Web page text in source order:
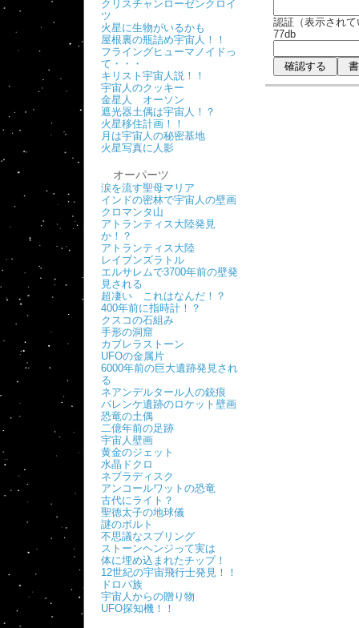
クリスチャンローゼンクロイ
ツ
火星に生物がいるかも
屋根裏の瓶詰め宇宙人！！
フライングヒューマノイドっ
て・・・
キリスト宇宙人説！！
宇宙人のクッキー
金星人 オーソン
遮光器土偶は宇宙人！？
火星移住計画！！
月は宇宙人の秘密基地
火星写真に人影
オーパーツ
涙を流す聖母マリア
インドの密林で宇宙人の壁画
クロマンタ山
アトランティス大陸発見
か！？
アトランティス大陸
レイブンズラトル
エルサレムで3700年前の壁発
見される
超凄い これはなんだ！？
400年前に指時計！？
クスコの石組み
手形の洞窟
カブレラストーン
UFOの金属片
6000年前の巨大遺跡発見され
る
ネアンデルタール人の銃痕
パレンケ遺跡のロケット壁画
恐竜の土偶
二億年前の足跡
宇宙人壁画
黄金のジェット
水晶ドクロ
ネブラディスク
アンコールワットの恐竜
古代にライト？
聖徳太子の地球儀
謎のボルト
不思議なスプリング
ストーンヘンジって実は
体に埋め込まれたチップ！
12世紀の宇宙飛行士発見！！
ドロパ族
宇宙人からの贈り物
UFO探知機！！
認証（表示され
77db